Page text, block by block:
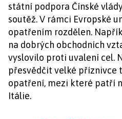
státní podpora Čínské
soutěž. V rámci Evropské
opatřením rozdělen.
na dobrých obchodních
vyslovilo proti uvalení cel.
přesvědčit velké příznivce
opatření, mezi které patří
Itálie.